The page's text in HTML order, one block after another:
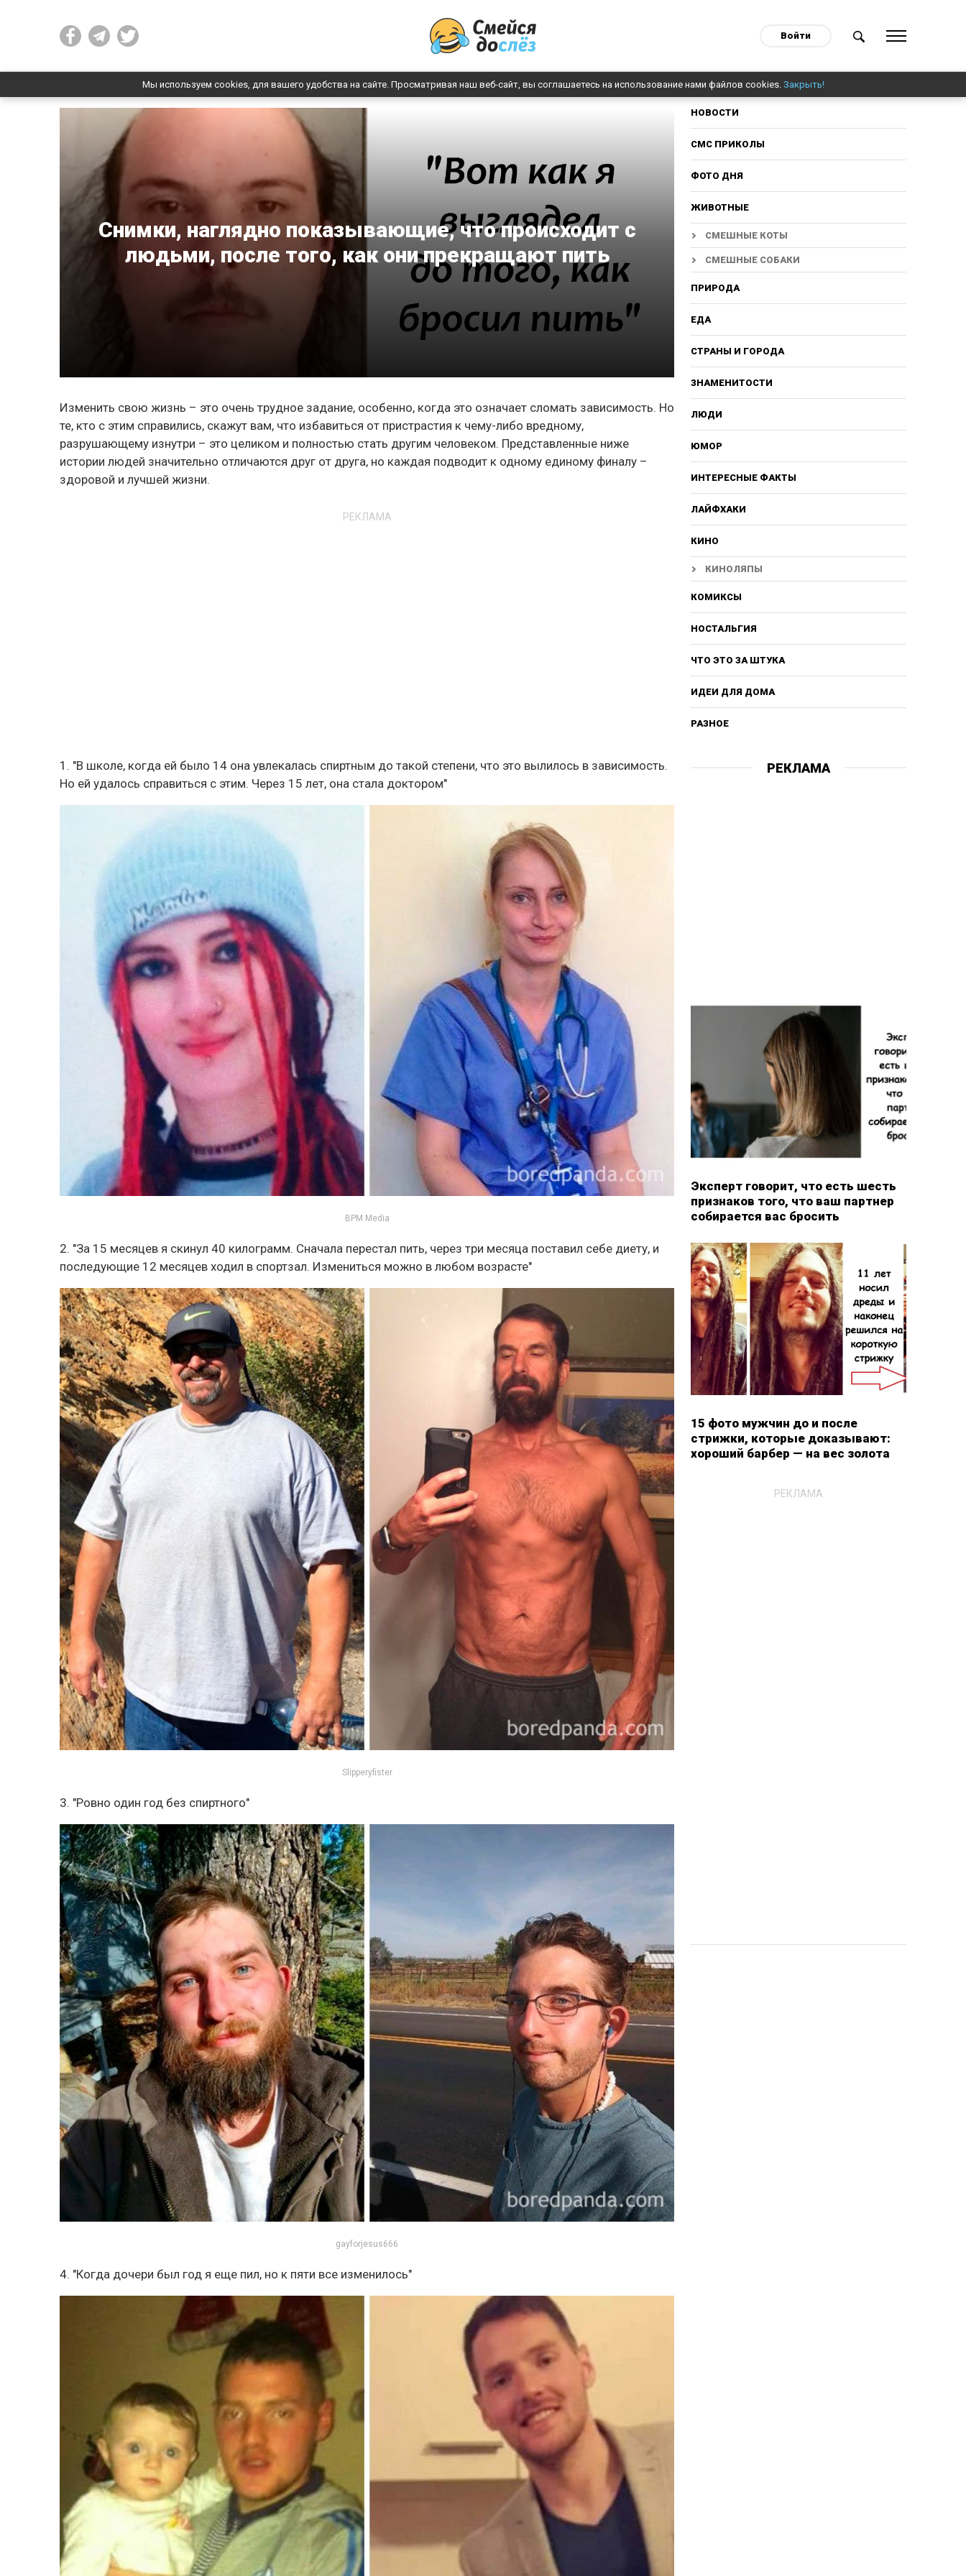
Войти
Мы используем cookies, для вашего удобства на сайте. Просматривая наш веб-сайт, вы соглашаетесь на использование нами файлов cookies. Закрыть!
Снимки, наглядно показывающие, что происходит с
людьми, после того, как они прекращают пить
Изменить свою жизнь – это очень трудное задание, особенно, когда это означает сломать зависимость. Но
те, кто с этим справились, скажут вам, что избавиться от пристрастия к чему-либо вредному,
разрушающему изнутри – это целиком и полностью стать другим человеком. Представленные ниже
истории людей значительно отличаются друг от друга, но каждая подводит к одному единому финалу –
здоровой и лучшей жизни.
РЕКЛАМА
1. "В школе, когда ей было 14 она увлекалась спиртным до такой степени, что это вылилось в зависимость.
Но ей удалось справиться с этим. Через 15 лет, она стала доктором"
BPM Media
2. "За 15 месяцев я скинул 40 килограмм. Сначала перестал пить, через три месяца поставил себе диету, и
последующие 12 месяцев ходил в спортзал. Измениться можно в любом возрасте"
Slipperyfister
3. "Ровно один год без спиртного"
gayforjesus666
4. "Когда дочери был год я еще пил, но к пяти все изменилось"
НОВОСТИ
СМС ПРИКОЛЫ
ФОТО ДНЯ
ЖИВОТНЫЕ
СМЕШНЫЕ КОТЫ
СМЕШНЫЕ СОБАКИ
ПРИРОДА
ЕДА
СТРАНЫ И ГОРОДА
ЗНАМЕНИТОСТИ
ЛЮДИ
ЮМОР
ИНТЕРЕСНЫЕ ФАКТЫ
ЛАЙФХАКИ
КИНО
КИНОЛЯПЫ
КОМИКСЫ
НОСТАЛЬГИЯ
ЧТО ЭТО ЗА ШТУКА
ИДЕИ ДЛЯ ДОМА
РАЗНОЕ
РЕКЛАМА
Эксперт говорит, что есть шесть
признаков того, что ваш партнер
собирается вас бросить
15 фото мужчин до и после
стрижки, которые доказывают:
хороший барбер — на вес золота
РЕКЛАМА